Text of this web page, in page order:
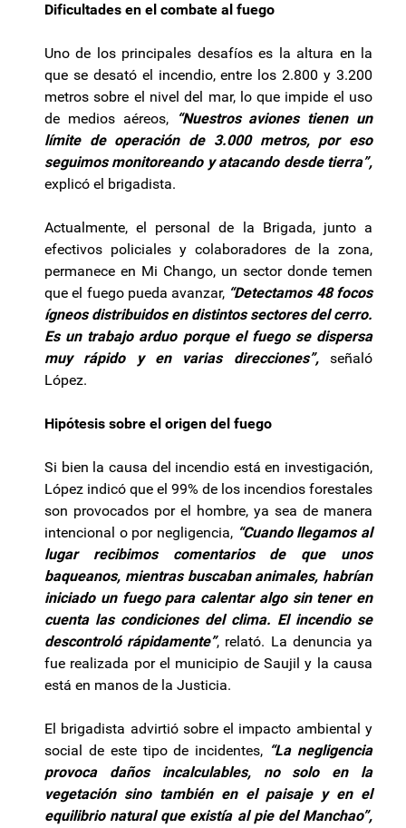
Dificultades en el combate al fuego
Uno de los principales desafíos es la altura en la
que se desató el incendio, entre los 2.800 y 3.200
metros sobre el nivel del mar, lo que impide el uso
de medios aéreos,
“Nuestros aviones tienen un
límite de operación de 3.000 metros, por eso
seguimos monitoreando y atacando desde tierra”,
explicó el brigadista.
Actualmente, el personal de la Brigada, junto a
efectivos policiales y colaboradores de la zona,
permanece en Mi Chango, un sector donde temen
que el fuego pueda avanzar, “Detectamos 48 focos
ígneos distribuidos en distintos sectores del cerro.
Es un trabajo arduo porque el fuego se dispersa
muy rápido y en varias direcciones”, señaló
López.
Hipótesis sobre el origen del fuego
Si bien la causa del incendio está en investigación,
López indicó que el 99% de los incendios forestales
son provocados por el hombre, ya sea de manera
intencional o por negligencia, “Cuando llegamos al
lugar recibimos comentarios de que unos
baqueanos, mientras buscaban animales, habrían
iniciado un fuego para calentar algo sin tener en
cuenta las condiciones del clima. El incendio se
descontroló rápidamente”, relató. La denuncia ya
fue realizada por el municipio de Saujil y la causa
está en manos de la Justicia.
El brigadista advirtió sobre el impacto ambiental y
social de este tipo de incidentes, “La negligencia
provoca daños incalculables, no solo en la
vegetación sino también en el paisaje y en el
equilibrio natural que existía al pie del Manchao”,